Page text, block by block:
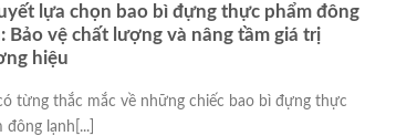
lựa chọn bao bì đựng thực phẩm đông
Bảo vệ chất lượng và nâng tầm giá trị
hiệu
từng thắc mắc về những chiếc bao bì đựng thực
đông lạnh[...]